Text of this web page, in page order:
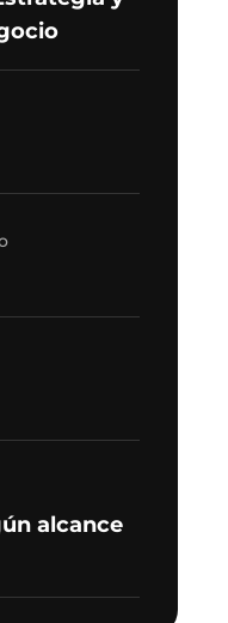
alcance